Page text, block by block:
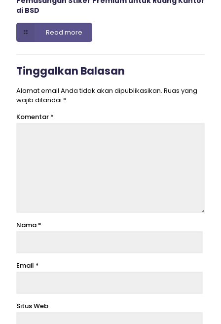
di BSD
Read more
Tinggalkan Balasan
Alamat email Anda tidak akan dipublikasikan. Ruas yang
wajib ditandai *
Komentar *
Nama *
Email *
Situs Web